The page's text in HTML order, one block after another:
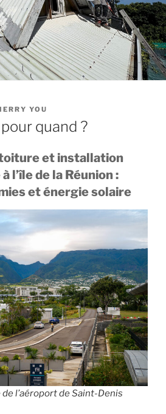
YOU
quand ?
et installation
l’île de la Réunion :
et énergie solaire
l’aéroport de Saint-Denis